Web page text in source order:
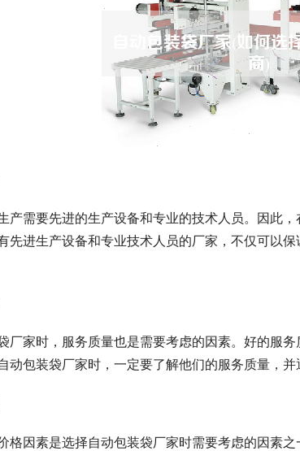
产需要先进的生产设备和专业的技术人员。因此
先进生产设备和专业技术人员的厂家，不仅可以
厂家时，服务质量也是需要考虑的因素。好的服
动包装袋厂家时，一定要了解他们的服务质量，并
格因素是选择自动包装袋厂家时需要考虑的因素